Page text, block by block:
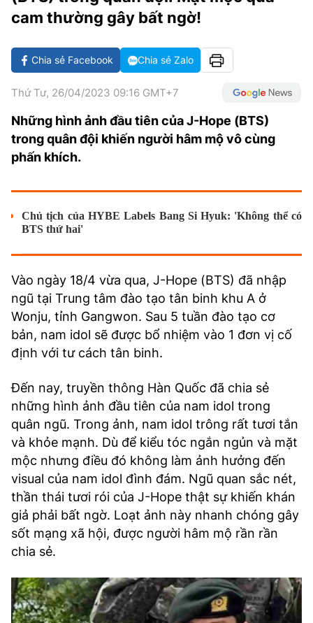
GOLF
CÁC CÚP CHÂU ÂU
GIẢI TRÍ
CÔNG NGHIỆP VĂN HÓA
X-QUANG TIN ĐỒN
VIẾT LẠI ƯỚC MƠ
PHIM
ÂM NHẠC
DU LỊCH
TIN TỨC
ĐIỂM ĐẾN
ẢNH
ẨM THỰC
TƯ VẤN
THẾ GIỚI SAO
HIGHTECH
TIÊU ĐIỂM - SPOTLIGHT
INFOGRAPHIC
BÁO GIẤY
TRA CỨU PHƯỜNG XÃ
CỐNG HIẾN
BÙI XUÂN PHÁI
TIỆN ÍCH
LIÊN HỆ QUẢNG CÁO
Hotline: 0981.119.189
Điện thoại: 024.38254756
MẠNG XÃ HỘI
cam thường gây bất ngờ!
Chia sẻ Facebook Chia sẻ Zalo
Thứ Tư, 26/04/2023 09:16 GMT+7
Những hình ảnh đầu tiên của J-Hope (BTS)
trong quân đội khiến người hâm mộ vô cùng
phấn khích.
Chủ tịch của HYBE Labels Bang Si Hyuk: 'Không thể có
BTS thứ hai'
Vào ngày 18/4 vừa qua, J-Hope (BTS) đã nhập
ngũ tại Trung tâm đào tạo tân binh khu A ở
Wonju, tỉnh Gangwon. Sau 5 tuần đào tạo cơ
bản, nam idol sẽ được bổ nhiệm vào 1 đơn vị cố
định với tư cách tân binh.
Đến nay, truyền thông Hàn Quốc đã chia sẻ
những hình ảnh đầu tiên của nam idol trong
quân ngũ. Trong ảnh, nam idol trông rất tươi tắn
và khỏe mạnh. Dù để kiểu tóc ngắn ngủn và mặt
mộc nhưng điều đó không làm ảnh hưởng đến
visual của nam idol đình đám. Ngũ quan sắc nét,
thần thái tươi rói của J-Hope thật sự khiến khán
giả phải bất ngờ. Loạt ảnh này nhanh chóng gây
sốt mạng xã hội, được người hâm mộ rần rần
chia sẻ.